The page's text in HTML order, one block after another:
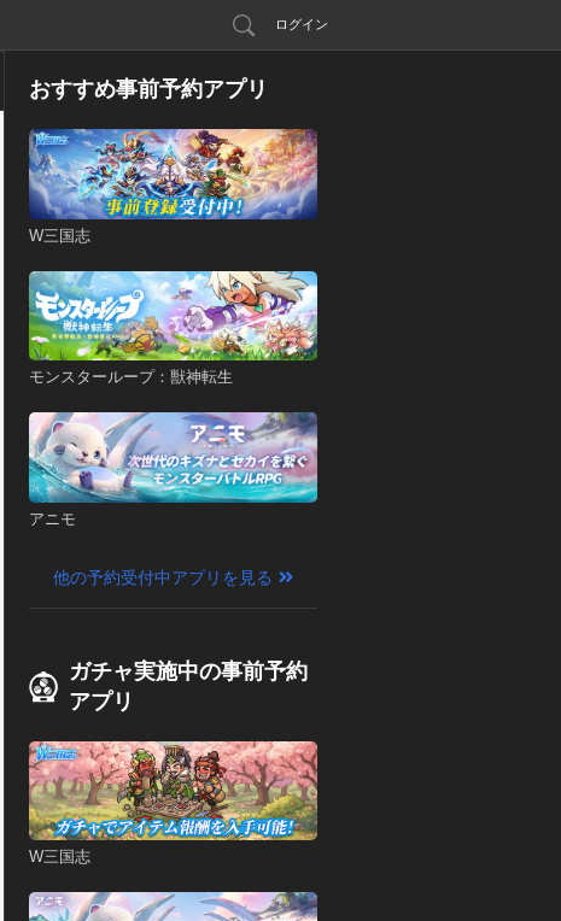
ログイン
おすすめ事前予約アプリ
W三国志
モンスターループ：獣神転生
アニモ
他の予約受付中アプリを見る
ガチャ実施中の事前予約
アプリ
W三国志